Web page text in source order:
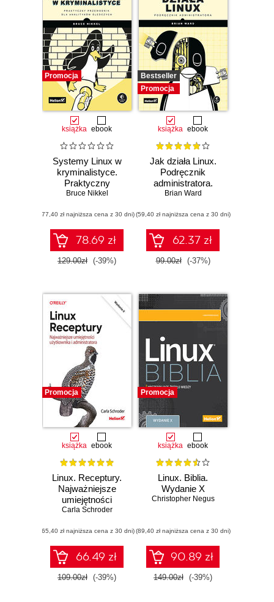
Promocja
książka ebook
Systemy Linux w
kryminalistyce.
Praktyczny
przewodnik dla
śledczych
Bruce Nikkel
(77,40 zł najniższa cena z 30 dni)
78.69 zł
129.00zł (-39%)
Bestseller
Promocja
książka ebook
Jak działa Linux.
Podręcznik
administratora.
Wydanie III
Brian Ward
(59,40 zł najniższa cena z 30 dni)
62.37 zł
99.00zł (-37%)
Promocja
książka ebook
Linux. Receptury.
Najważniejsze
umiejętności
użytkownika i
Wydanie II
Carla Schroder
(65,40 zł najniższa cena z 30 dni)
66.49 zł
109.00zł (-39%)
Promocja
książka ebook
Linux. Biblia.
Wydanie X
Christopher Negus
(89,40 zł najniższa cena z 30 dni)
90.89 zł
149.00zł (-39%)